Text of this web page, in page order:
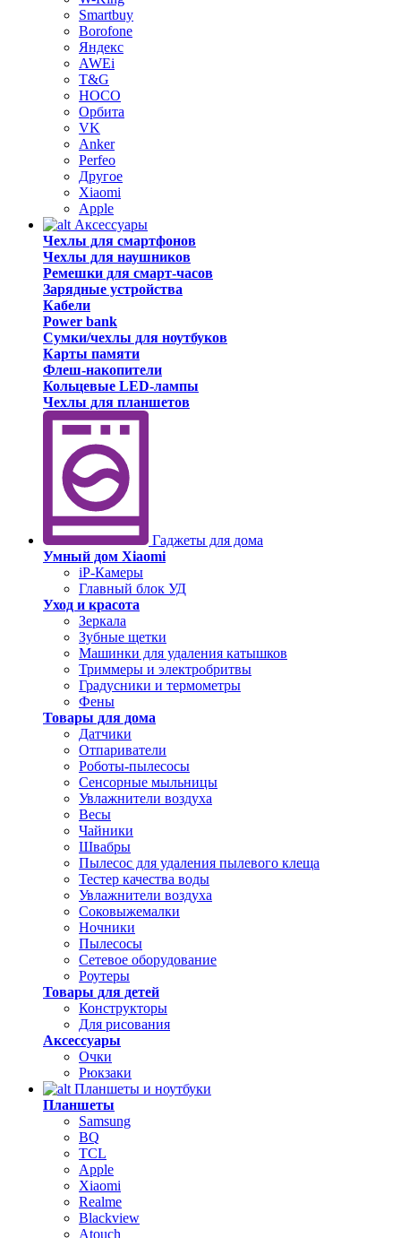
Smartbuy
Borofone
Яндекс
AWEi
T&G
HOCO
Орбита
VK
Anker
Perfeo
Другое
Xiaomi
Apple
Аксессуары
Чехлы для смартфонов
Чехлы для наушников
Ремешки для смарт-часов
Зарядные устройства
Кабели
Power bank
Сумки/чехлы для ноутбуков
Карты памяти
Флеш-накопители
Кольцевые LED-лампы
Чехлы для планшетов
Гаджеты для дома
Умный дом Xiaomi
iP-Камеры
Главный блок УД
Уход и красота
Зеркала
Зубные щетки
Машинки для удаления катышков
Триммеры и электробритвы
Градусники и термометры
Фены
Товары для дома
Датчики
Отпариватели
Роботы-пылесосы
Сенсорные мыльницы
Увлажнители воздуха
Весы
Чайники
Швабры
Пылесос для удаления пылевого клеща
Тестер качества воды
Увлажнители воздуха
Соковыжемалки
Ночники
Пылесосы
Сетевое оборудование
Роутеры
Товары для детей
Конструкторы
Для рисования
Аксессуары
Очки
Рюкзаки
Планшеты и ноутбуки
Планшеты
Samsung
BQ
TCL
Apple
Xiaomi
Realme
Blackview
Atouch